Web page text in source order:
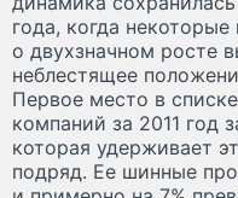
года, когда
о двухзначном росте
неблестящее
Первое место в
компаний за 2011 год
которая удерживает
подряд. Ее шинные